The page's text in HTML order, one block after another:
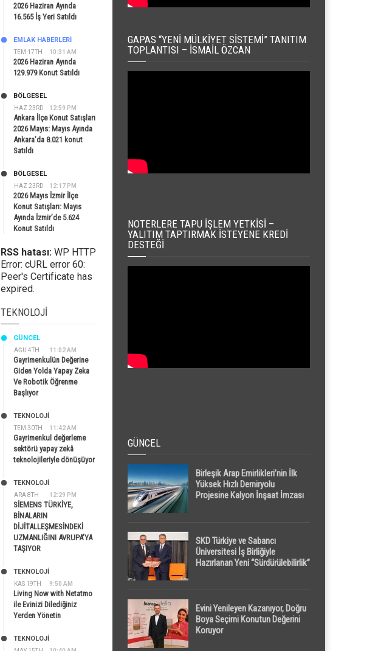
2026 Haziran Ayında
16.565 İş Yeri Satıldı
TEM 17TH 10:31 AM
EMLAK HABERLERI
2026 Haziran Ayında
129.979 Konut Satıldı
HAZ 23RD 12:59 PM
BÖLGESEL
Ankara İlçe Konut Satışları
2026 Mayıs: Mayıs Ayında
Ankara’da 8.021 konut
Satıldı
HAZ 23RD 12:17 PM
BÖLGESEL
2026 Mayıs İzmir İlçe
Konut Satışları: Mayıs
Ayında İzmir’de 5.624
Konut Satıldı
RSS hatası: WP HTTP
Error: cURL error 60:
Peer's Certificate has
expired.
TEKNOLOJI
AĞU 4TH 11:02 AM
GÜNCEL
Gayrimenkulün Değerine
Giden Yolda Yapay Zeka
Ve Robotik Öğrenme
Başlıyor
TEM 30TH 11:42 AM
TEKNOLOJİ
Gayrimenkul değerleme
sektörü yapay zekâ
teknolojileriyle dönüşüyor
ARA 8TH 12:29 PM
TEKNOLOJİ
SİEMENS TÜRKİYE,
BİNALARIN
DİJİTALLEŞMESİNDEKİ
UZMANLIĞINI AVRUPA’YA
TAŞIYOR
KAS 19TH 9:50 AM
TEKNOLOJİ
Living Now with Netatmo
ile Evinizi Dilediğiniz
Yerden Yönetin
TEKNOLOJİ
GAPAS “YENI MÜLKIYET SISTEMI” TANITIM
TOPLANTISI – İSMAIL ÖZCAN
NOTERLERE TAPU İŞLEM YETKISI –
YALITIM TAPTIRMAK İSTEYENE KREDI
DESTEĞI
GÜNCEL
Birleşik Arap Emirlikleri’nin İlk
Yüksek Hızlı Demiryolu
Projesine Kalyon İnşaat İmzası
SKD Türkiye ve Sabancı
Üniversitesi İş Birliğiyle
Hazırlanan Yeni “Sürdürülebilirlik”
Evini Yenileyen Kazanıyor, Doğru
Boya Seçimi Konutun Değerini
Koruyor